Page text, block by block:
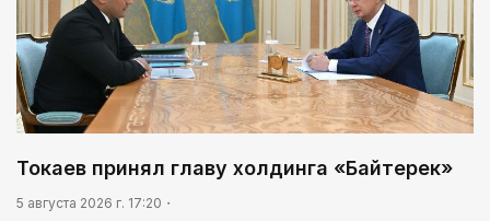
Токаев принял главу холдинга «Байтерек»
5 августа 2026 г. 17:20